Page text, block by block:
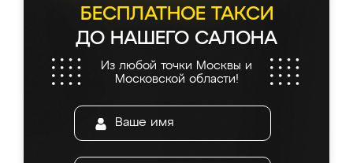
БЕСПЛАТНОЕ ТАКСИ
ДО НАШЕГО САЛОНА
Из любой точки Москвы и
Московской области!